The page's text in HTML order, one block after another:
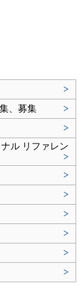
>
、募集
>
>
ル リファレン
>
>
>
>
>
>
>